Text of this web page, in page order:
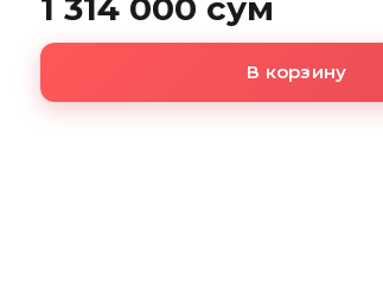
1 314 000 сум
В корзину